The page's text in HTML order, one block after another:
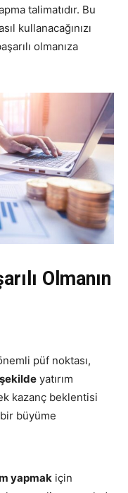
talimatıdır. Bu
kullanacağınızı
olmanıza
Olmanın
püf noktası,
yatırım
kazanç beklentisi
büyüme
yapmak için